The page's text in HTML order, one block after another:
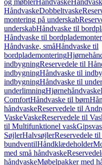
og møblerHåndvaske
HåndvaskeDobbeltvaske
montering på underskab
underskabHåndvaske til
Håndvaske til
Håndvaske, småHåndvaske til
bordplademontering
indbygningReservedele til
indbygningHåndvaske til
indbygningHåndvaske til
underlimningHjørnehåndvaske
ComfortHåndvaske til børn
håndvaskeReservedele til
VaskeVaskeReservedele til
til Multifunktionel vask
SøjlerHalvsøjlerReservedele
bundventilHåndklædeholder
med små håndvaske
håndvaskeMøbelpakker med